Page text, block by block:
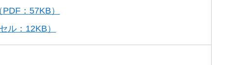
：57KB）
ル：12KB）